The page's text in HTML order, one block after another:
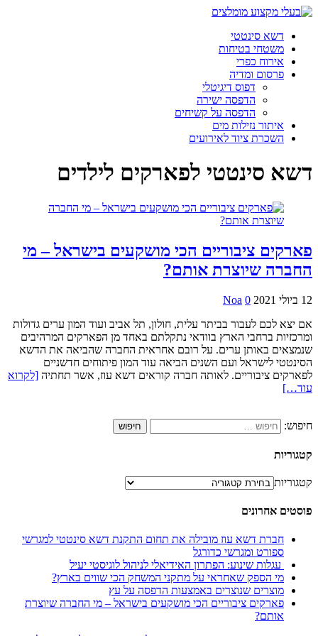
דשא סינטטי
משטחי בטיחות
אירוח כפרי
פרסום ומדיה
דפוס דיגיטלי
הדפסה ישירה
הדפסה על קשיחים
איתור נזילות מים
השכרת ציוד לאירועים
דשא סינטטי לפארקים לילדים
פארקים ציבוריים הכי מושקעים בישראל – מי
החברה שיוצרת אותם?
12 ביולי 2021 Noa 0
אם יצא לכם לעבור בביתר עלית, חולון, תל אביב ועוד המון ערים גדולות
ומרכזיות ברחבי הארץ בוודאי נתקלתם באחד מן הפארקים המרהיבים
שנמצאים באותן ערים. על רובם אחראית החברה שהביאה את הדשא
הסינטטי לישראל ועם השנים הביאה עוד המון פיתוחים חדשניים
לפארקים ציבוריים. לאותה חברה קוראים דשא עוז, אשר תחתיה [לקרוא
עוד…]
חיפוש:
קטגוריות
קטגוריות
פוסטים אחרונים
חברת דשא עוז מובילה את תחום התקנת דשא סינטטי למגרשי
ספורט ומגרשי כדורגל
עגלות שינוע: הפתרון האידיאלי לניהול לוגיסטי יעיל
מי הספק שאחראי על מתקני המשחק הכי שווים בארץ?
מוצרים שנוצרים באמצעות הדפסה על עץ
פארקים ציבוריים הכי מושקעים בישראל – מי החברה שיוצרת
אותם?